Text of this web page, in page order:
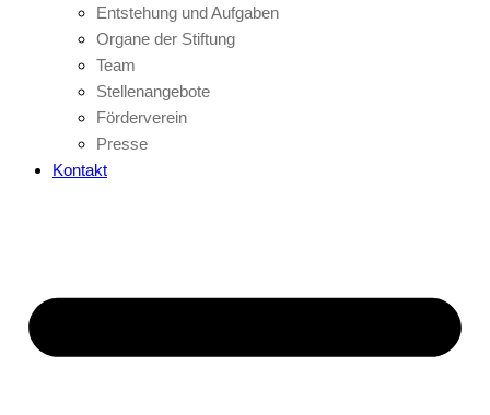
Entstehung und Aufgaben
Organe der Stiftung
Team
Stellenangebote
Förderverein
Presse
Kontakt